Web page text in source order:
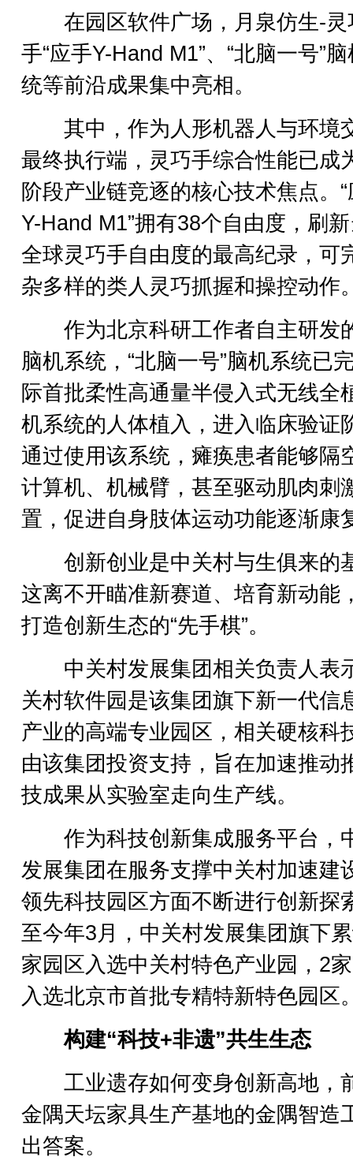
在园区软件广场，月泉仿生-灵
手“应手Y-Hand M1”、“北脑一号”
统等前沿成果集中亮相。
其中，作为人形机器人与环境
最终执行端，灵巧手综合性能已成
阶段产业链竞逐的核心技术焦点。
Y-Hand M1”拥有38个自由度，刷
全球灵巧手自由度的最高纪录，可
杂多样的类人灵巧抓握和操控动作
作为北京科研工作者自主研发
脑机系统，“北脑一号”脑机系统已
际首批柔性高通量半侵入式无线全
机系统的人体植入，进入临床验证
通过使用该系统，瘫痪患者能够隔
计算机、机械臂，甚至驱动肌肉刺
置，促进自身肢体运动功能逐渐康
创新创业是中关村与生俱来的
这离不开瞄准新赛道、培育新动能
打造创新生态的“先手棋”。
中关村发展集团相关负责人表
关村软件园是该集团旗下新一代信
产业的高端专业园区，相关硬核科
由该集团投资支持，旨在加速推动
技成果从实验室走向生产线。
作为科技创新集成服务平台，
发展集团在服务支撑中关村加速建
领先科技园区方面不断进行创新探
至今年3月，中关村发展集团旗下
家园区入选中关村特色产业园，2
入选北京市首批专精特新特色园区
构建“科技+非遗”共生生态
工业遗存如何变身创新高地，
金隅天坛家具生产基地的金隅智造
出答案。